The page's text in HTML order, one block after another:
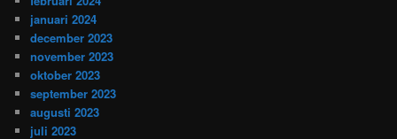
januari 2024
december 2023
november 2023
oktober 2023
september 2023
augusti 2023
juli 2023